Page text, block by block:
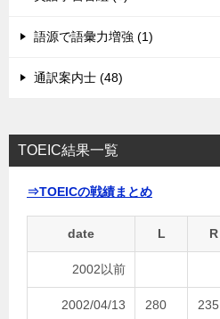
語源で語彙力増強 (1)
通訳案内士 (48)
TOEIC結果一覧
⇒TOEICの戦績まとめ
date L R
2002以前
2002/04/13 280 235